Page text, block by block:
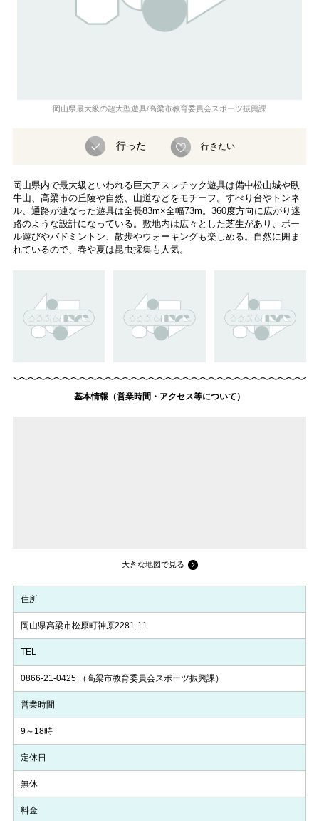
岡山県最大級の超大型遊具/高梁市教育委員会スポーツ振興課
行った 行きたい
岡山県内で最大級といわれる巨大アスレチック遊具は備中松山城や臥
牛山、高梁市の丘陵や自然、山道などをモチーフ。すべり台やトンネ
ル、通路が連なった遊具は全長83m×全幅73m。360度方向に広がり迷
路のような設計になっている。敷地内は広々とした芝生があり、ボー
ル遊びやバドミントン、散歩やウォーキングも楽しめる。自然に囲ま
れているので、春や夏は昆虫採集も人気。
基本情報（営業時間・アクセス等について）
大きな地図で見る
住所
岡山県高梁市松原町神原2281-11
TEL
0866-21-0425（高梁市教育委員会スポーツ振興課）
営業時間
9～18時
定休日
無休
料金